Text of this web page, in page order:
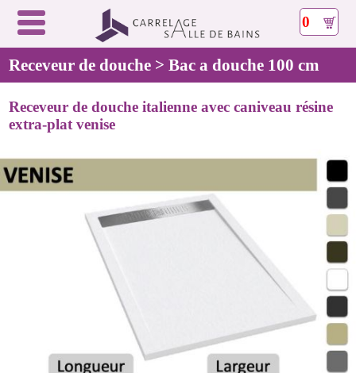
0
Receveur de douche > Bac a douche 100 cm
Receveur de douche italienne avec caniveau résine
extra-plat venise